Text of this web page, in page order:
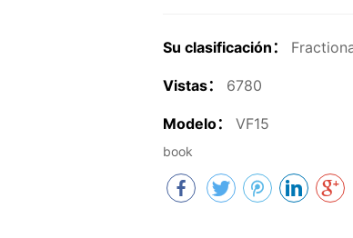
Su clasificación：
Vistas： 6780
Modelo： VF15
book